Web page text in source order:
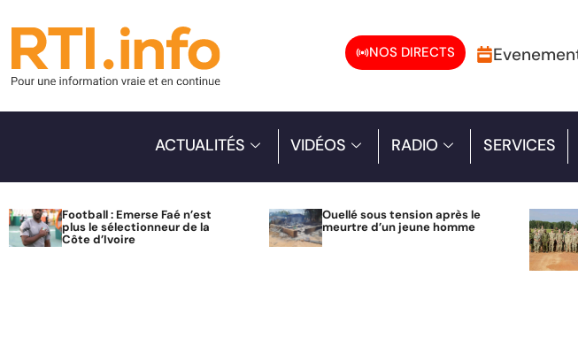
NOS DIRECTS
ACTUALITÉS VIDÉOS RADIO SERVICES
Football : Emerse Faé n’est
plus le sélectionneur de la
Côte d’Ivoire
Ouellé sous tension après le
meurtre d’un jeune homme